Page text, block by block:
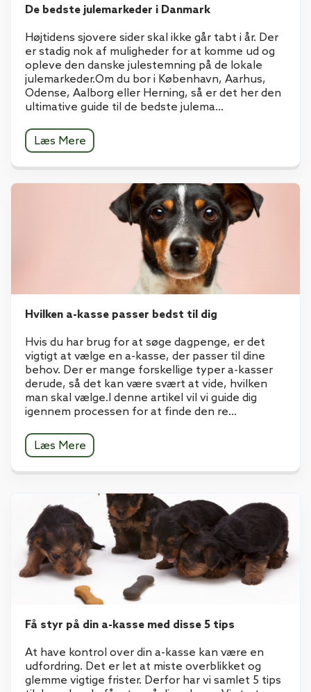
De bedste julemarkeder i Danmark
Højtidens sjovere sider skal ikke går tabt i år. Der
er stadig nok af muligheder for at komme ud og
opleve den danske julestemning på de lokale
julemarkeder.Om du bor i København, Aarhus,
Odense, Aalborg eller Herning, så er det her den
ultimative guide til de bedste julema...
Læs Mere
Hvilken a-kasse passer bedst til dig
Hvis du har brug for at søge dagpenge, er det
vigtigt at vælge en a-kasse, der passer til dine
behov. Der er mange forskellige typer a-kasser
derude, så det kan være svært at vide, hvilken
man skal vælge.I denne artikel vil vi guide dig
igennem processen for at finde den re...
Læs Mere
Få styr på din a-kasse med disse 5 tips
At have kontrol over din a-kasse kan være en
udfordring. Det er let at miste overblikket og
glemme vigtige frister. Derfor har vi samlet 5 tips